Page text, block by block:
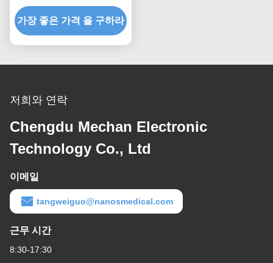
플라스마 전극 전립선
가장 좋은 가격 을 구하라
저희와 연락
Chengdu Mechan Electronic
Technology Co., Ltd
이메일
tangweiguo@nanosmedical.com
근무 시간
8:30-17:30